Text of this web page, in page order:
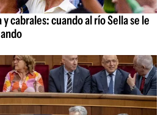
cabrales: cuando al río Sella se le